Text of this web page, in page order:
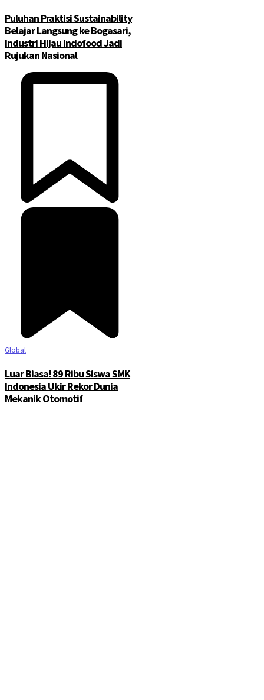
Puluhan Praktisi Sustainability
Belajar Langsung ke Bogasari,
Industri Hijau Indofood Jadi
Rujukan Nasional
Global
Luar Biasa! 89 Ribu Siswa SMK
Indonesia Ukir Rekor Dunia
Mekanik Otomotif